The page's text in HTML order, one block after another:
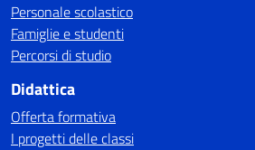
Personale scolastico
Famiglie e studenti
Percorsi di studio
Didattica
Offerta formativa
I progetti delle classi